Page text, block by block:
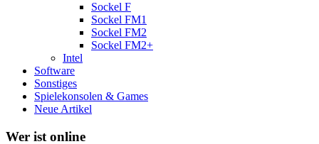
Sockel F
Sockel FM1
Sockel FM2
Sockel FM2+
Intel
Software
Sonstiges
Spielekonsolen & Games
Neue Artikel
Wer ist online